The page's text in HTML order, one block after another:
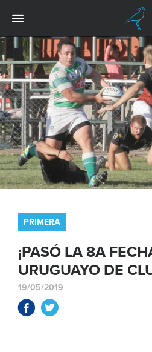
PRIMERA
¡PASÓ LA 8A
URUGUAYO DE
19/05/2019